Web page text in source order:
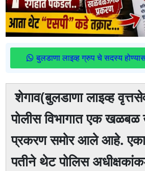
बुलडाणा लाइव्ह ग्रुप चे सदस्य
शेगाव(बुलडाणा लाइव्ह
पोलीस विभागात एक खळबळ
प्रकरण समोर आले आहे. एका
पतीने थेट पोलिस